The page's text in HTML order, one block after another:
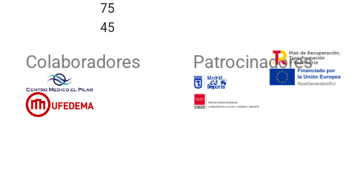
75
45
Colaboradores Patrocinadores